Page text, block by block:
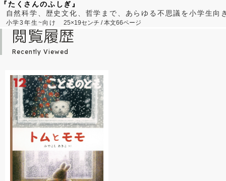
『たくさんのふしぎ』
自然科学、歴史文化、哲学まで、あらゆる不思議を小学生向
小学3年生~向け 25×19センチ / 本文66ページ
閲覧履歴
Recently Viewed